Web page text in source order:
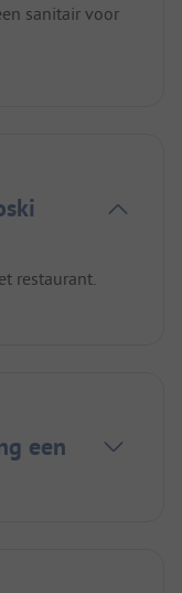
sanitair voor
restaurant.
een